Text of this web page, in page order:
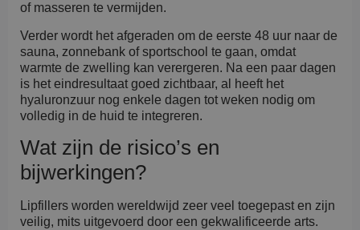
of masseren te vermijden.
Verder wordt het afgeraden om de eerste 48 uur naar de
sauna, zonnebank of sportschool te gaan, omdat
warmte de zwelling kan verergeren. Na een paar dagen
is het eindresultaat goed zichtbaar, al heeft het
hyaluronzuur nog enkele dagen tot weken nodig om
volledig in de huid te integreren.
Wat zijn de risico’s en
bijwerkingen?
Lipfillers worden wereldwijd zeer veel toegepast en zijn
veilig, mits uitgevoerd door een gekwalificeerde arts.